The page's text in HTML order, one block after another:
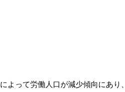
よって労働人口が減少傾向にあ